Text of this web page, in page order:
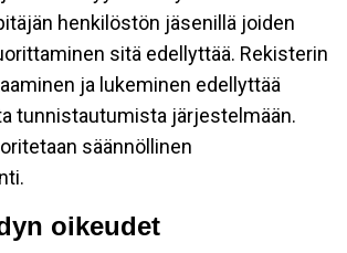
henkilöstön jäsenillä joiden
sitä edellyttää. Rekisterin
ja lukeminen edellyttää
tunnistautumista järjestelmään.
säännöllinen
oikeudet